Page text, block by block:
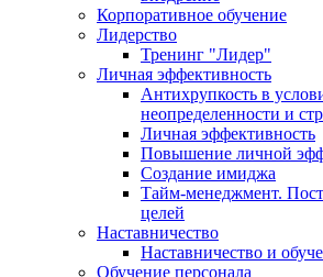
Корпоративное обучение
Лидерство
Тренинг "Лидер"
Личная эффективность
Антихрупкость в
неопределенности и
Личная эффективность
Повышение личной
Создание имиджа
Тайм-менеджмент.
целей
Наставничество
Наставничество и
Обучение персонала